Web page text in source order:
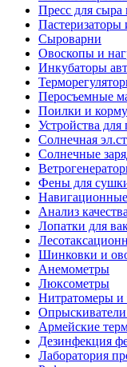
Пресс для
Пастеризаторы
Сыроварни
Овоскопы и
Инкубаторы
Перосъемные
Поилки и
Устройства
Солнечная
Солнечные
Фены для
Анализ
Лопатки для
Шинковки и
Анемометры
Люксометры
Нитратомеры и
Армейские
Дезинфекция
Лаборатория